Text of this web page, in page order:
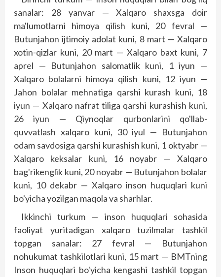
sanalar: 28 yanvar — Xalqaro shaxsga doir
ma'lumotlarni himoya qilish kuni, 20 fevral —
Butunjahon ijtimoiy adolat kuni, 8 mart — Xalqaro
xotin-qizlar kuni, 20 mart — Xalqaro baxt kuni, 7
aprel — Butunjahon salomatlik kuni, 1 iyun —
Xalqaro bolalarni himoya qilish kuni, 12 iyun —
Jahon bolalar mehnatiga qarshi kurash kuni, 18
iyun — Xalqaro nafrat tiliga qarshi kurashish kuni,
26 iyun — Qiynoqlar qurbonlarini qo'llab-
quvvatlash xalqaro kuni, 30 iyul — Butunjahon
odam savdosiga qarshi kurashish kuni, 1 oktyabr —
Xalqaro keksalar kuni, 16 noyabr — Xalqaro
bag'rikenglik kuni, 20 noyabr — Butunjahon bolalar
kuni, 10 dekabr — Xalqaro inson huquqlari kuni
bo'yicha yozilgan maqola va sharhlar.
Ikkinchi turkum — inson huquqlari sohasida
faoliyat yuritadigan xalqaro tuzilmalar tashkil
topgan sanalar: 27 fevral — Butunjahon
nohukumat tashkilotlari kuni, 15 mart — BMTning
Inson huquqlari bo'yicha kengashi tashkil topgan